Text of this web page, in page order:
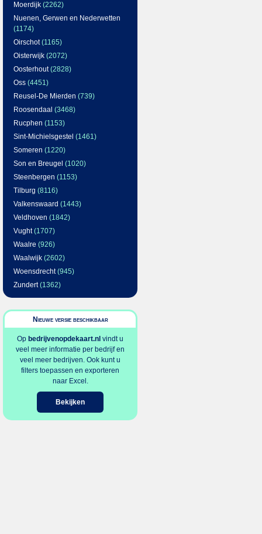
Moerdijk (2262)
Nuenen, Gerwen en Nederwetten
(1174)
Oirschot(1165)
Oisterwijk (2072)
Oosterhout(2828)
Oss (4451)
Reusel-De Mierden (739)
Roosendaal (3468)
Rucphen (1153)
Sint-Michielsgestel (1461)
Someren (1220)
Son en Breugel (1020)
Steenbergen (1153)
Tilburg (8116)
Valkenswaard (1443)
Veldhoven (1842)
Vught(1707)
Waalre (926)
Waalwijk (2602)
Woensdrecht(945)
Zundert(1362)
Nieuwe versie beschikbaar
Op bedrijvenopdekaart.nl vindt u
veel meer informatie per bedrijf en
veel meer bedrijven. Ook kunt u
filters toepassen en exporteren
naar Excel.
Bekijken